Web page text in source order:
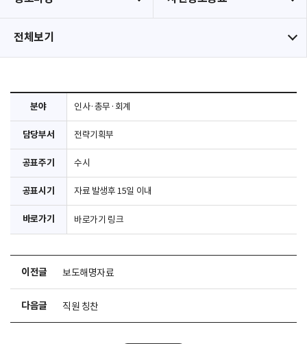
전체보기
분야 인사·총무·회계
담당부서 전략기획부
공표주기 수시
공표시기 자료 발생후 15일 이내
바로가기 바로가기 링크
이전글 보도해명자료
다음글 직원 칭찬